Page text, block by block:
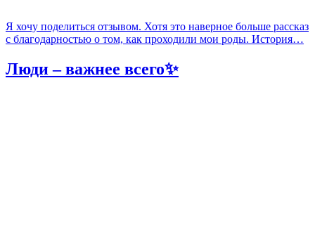
Я хочу поделиться отзывом. Хотя это наверное больше рассказ
с благодарностью о том, как проходили мои роды. История…
Люди – важнее всего✨